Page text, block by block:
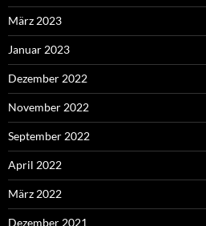
März 2023
Januar 2023
Dezember 2022
November 2022
September 2022
April 2022
März 2022
Dezember 2021